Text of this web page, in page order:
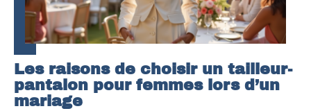
Les raisons de choisir un tailleur-
pantalon pour femmes lors d’un
mariage